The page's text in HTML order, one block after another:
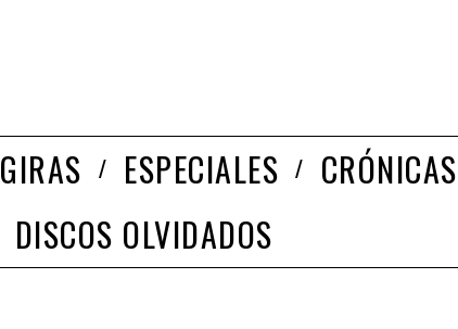
GIRAS ESPECIALES CRÓNICAS
DISCOS OLVIDADOS